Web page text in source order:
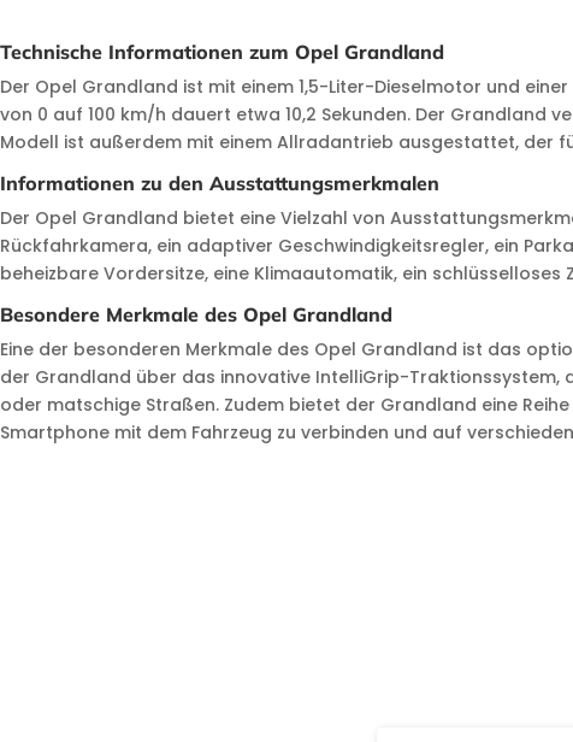
Technische Informationen zum Opel Grandland
Der Opel Grandland ist mit einem 1,5-Liter-Dieselmotor und
von 0 auf 100 km/h dauert etwa 10,2 Sekunden. Der Grandland
Modell ist außerdem mit einem Allradantrieb ausgestattet, der
Informationen zu den Ausstattungsmerkmalen
Der Opel Grandland bietet eine Vielzahl von
Rückfahrkamera, ein adaptiver Geschwindigkeitsregler, ein
beheizbare Vordersitze, eine Klimaautomatik, ein
Besondere Merkmale des Opel Grandland
Eine der besonderen Merkmale des Opel Grandland ist das
der Grandland über das innovative IntelliGrip-Traktionssystem,
oder matschige Straßen. Zudem bietet der Grandland eine
Smartphone mit dem Fahrzeug zu verbinden und auf